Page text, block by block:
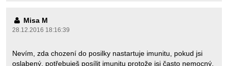
Misa M
28.12.2016 18:16:39
Nevím, zda chození do posilky nastartuje imunitu, pokud jsi
oslabený, potřebuješ posílit imunitu protože jsi často nemocný,